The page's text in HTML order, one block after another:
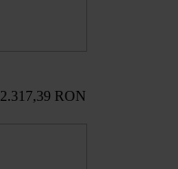
2.317,39 RON